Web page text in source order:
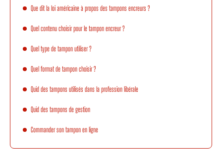
Que dit la loi américaine à propos des tampons encreurs ?
Quel contenu choisir pour le tampon encreur ?
Quel type de tampon utiliser ?
Quel format de tampon choisir ?
Quid des tampons utilisés dans la profession libérale
Quid des tampons de gestion
Commander son tampon en ligne